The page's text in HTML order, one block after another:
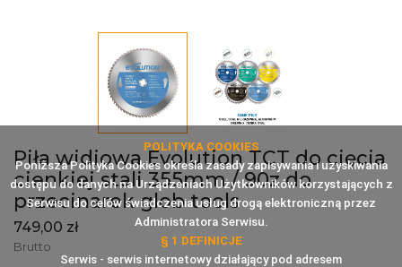
Piła widiowa Evolution TCT do cięcia
cienkiej stali 355mm / 90z do
przecinarek glob tools
749,00 zł
Brutto
POLITYKA COOKIES
Poniższa Polityka Cookies określa zasady zapisywania i uzyskiwania
dostępu do danych na Urządzeniach Użytkowników korzystających z
Serwisu do celów świadczenia usług drogą elektroniczną przez
Administratora Serwisu.
§ 1 DEFINICJE
Serwis - serwis internetowy działający pod adresem